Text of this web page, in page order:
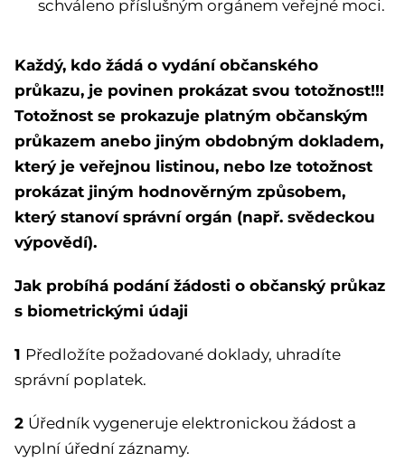
schváleno příslušným orgánem veřejné moci.
Každý, kdo žádá o vydání občanského
průkazu, je povinen prokázat svou totožnost!!!
Totožnost se prokazuje platným občanským
průkazem anebo jiným obdobným dokladem,
který je veřejnou listinou, nebo lze totožnost
prokázat jiným hodnověrným způsobem,
který stanoví správní orgán (např. svědeckou
výpovědí).
Jak probíhá podání žádosti o občanský průkaz
s biometrickými údaji
1 Předložíte požadované doklady, uhradíte
správní poplatek.
2 Úředník vygeneruje elektronickou žádost a
vyplní úřední záznamy.